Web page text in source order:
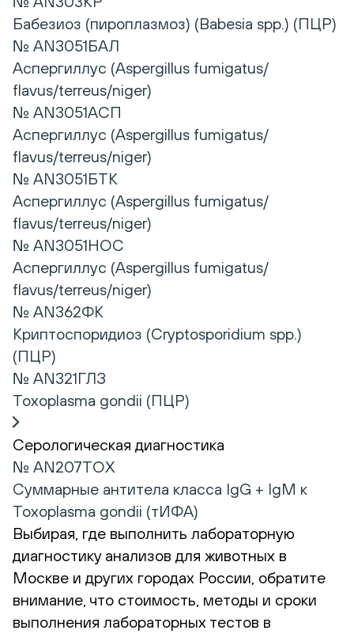
Бабезиоз (пироплазмоз) (Babesia spp.) (ПЦР)
№ AN3051БАЛ
Аспергиллус (Aspergillus fumigatus/
flavus/terreus/niger)
№ AN3051АСП
Аспергиллус (Aspergillus fumigatus/
flavus/terreus/niger)
№ AN3051БТК
Аспергиллус (Aspergillus fumigatus/
flavus/terreus/niger)
№ AN3051НОС
Аспергиллус (Aspergillus fumigatus/
flavus/terreus/niger)
№ AN362ФК
Криптоспоридиоз (Cryptosporidium spp.)
(ПЦР)
№ AN321ГЛЗ
Toxoplasma gondii (ПЦР)
Серологическая диагностика
№ AN207TOX
Суммарные антитела класса IgG + IgM к
Toxoplasma gondii (тИФА)
Выбирая, где выполнить лабораторную
диагностику анализов для животных в
Москве и других городах России, обратите
внимание, что стоимость, методы и сроки
выполнения лабораторных тестов в